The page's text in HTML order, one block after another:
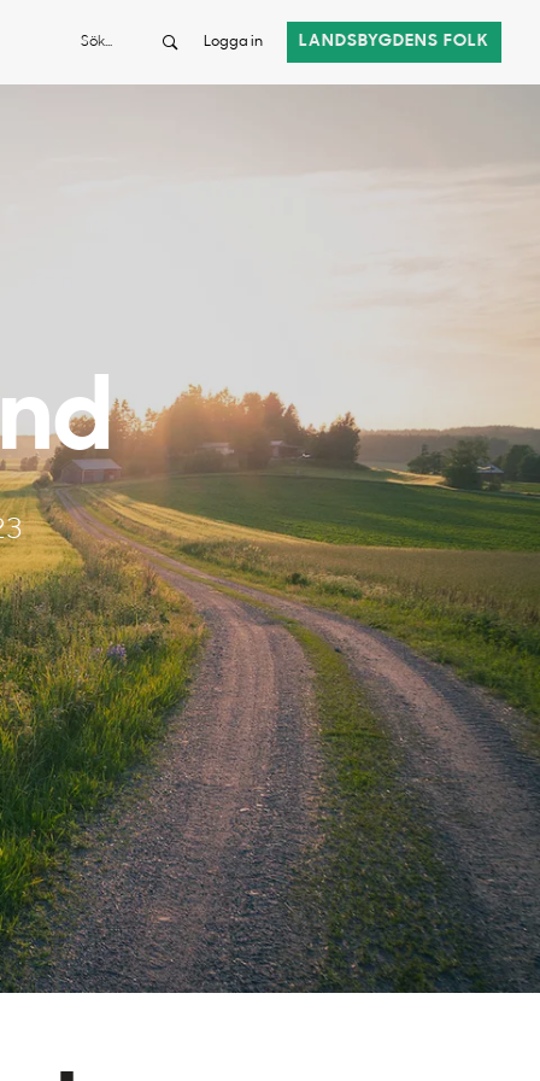
Sök Logga in LANDSBYGDENS FOLK